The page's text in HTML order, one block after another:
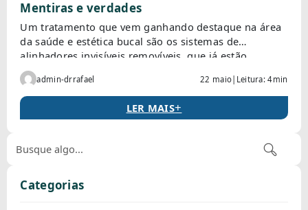
Categorias
Mentiras e verdades
Um tratamento que vem ganhando destaque na área
da saúde e estética bucal são os sistemas de
alinhadores invisíveis removíveis, que já estão
disponíveis no Brasil a um tempo. Para tirar algumas
dúvidas que vem questionando os pacientes, fizemos
uma lista de mentiras e verdades sobre os
alinhadores invisíveis. Confira: ⇒ Existem várias
admin-drrafael 22 maio Leitura: 4min
LER MAIS+